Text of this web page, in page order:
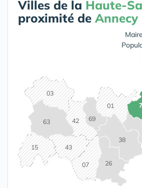
Villes de la Haute-
proximité de Annecy
01
03
07
15
26
38
42
43
63
69